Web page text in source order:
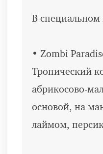
В
• Zombi
Тропический
абрикосово-
основой, на
лаймом,